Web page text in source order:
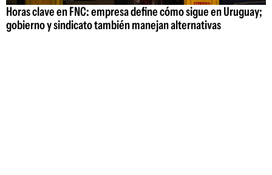
Horas clave en FNC: empresa define cómo sigue en Uruguay;
gobierno y sindicato también manejan alternativas